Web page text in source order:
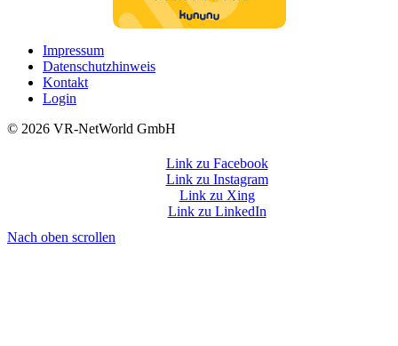
Impressum
Datenschutzhinweis
Kontakt
Login
©️ 2026 VR-NetWorld GmbH
Link zu Facebook
Link zu Instagram
Link zu Xing
Link zu LinkedIn
Nach oben scrollen